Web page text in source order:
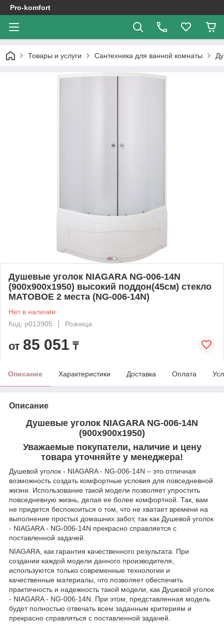
Pro-komfort
Товары и услуги Сантехника для ванной комнаты
Душевые уголок NIAGARA NG-006-14N
(900х900х1950) высокий поддон(45см) стекло
МАТОВОЕ 2 места (NG-006-14N)
Нет в наличии
Код: p013905
Розница
от 85 051 ₸
Описание Характеристики Доставка Оплата
Описание
Душевые уголок NIAGARA NG-006-14N
(900х900х1950)
Уважаемые покупатели, наличие и цену
товара уточняйте у менеджера!
Душевой уголок - NIAGARA - NG-006-14N – это отличная
возможность создать комфортные условия для повседневной
жизни. Использование такой модели позволяет упростить
повседневную жизнь, делая ее более комфортной. Так, вам
не придется беспокоиться о том, что не хватает времени на
выполнение простых домашних забот, так как Душевой уголок
- NIAGARA - NG-006-14N прекрасно справляется с
поставленной задачей.
NIAGARA, как гарантия качественного результата. При
создании каждой модели данного производителя,
используются только современные технологии и
качественные материалы, что позволяет обеспечить
практичность и надежность такой модели, как Душевой уголок
- NIAGARA - NG-006-14N. При этом, представленная модель
будет полностью отвечать всем заданным критериям и
прекрасно справляться с поставленной задачей.